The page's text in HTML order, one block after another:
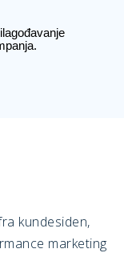
kundesiden,
marketing